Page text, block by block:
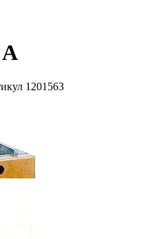
А
1201563